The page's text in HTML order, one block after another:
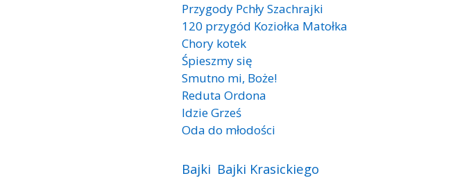
Przygody Pchły Szachrajki
120 przygód Koziołka Matołka
Chory kotek
Śpieszmy się
Smutno mi, Boże!
Reduta Ordona
Idzie Grześ
Oda do młodości
Bajki Bajki Krasickiego